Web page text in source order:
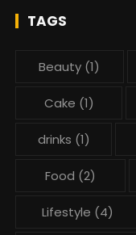
TAGS
Beauty (1)
Cake (1)
drinks (1)
Food (2)
Lifestyle (4)